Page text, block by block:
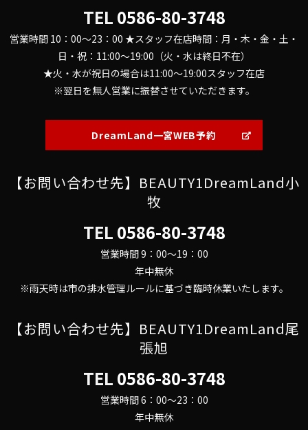
TEL 0586-80-3748
営業時間 10：00～23：00 ★スタッフ在店時間：月・木・金・土・
日・祝：11:00～19:00（火・水は終日不在）
★火・水が祝日の場合は11:00～19:00スタッフ在店
※翌日を無人営業に振替させていただきます。
DreamLand一宮WEB予約
【お問い合わせ先】BEAUTY1DreamLand小
牧
TEL 0586-80-3748
営業時間 9：00～19：00
年中無休
※雨天時は市の排水管理ルールに基づき臨時休業いたします。
【お問い合わせ先】BEAUTY1DreamLand尾
張旭
TEL 0586-80-3748
営業時間 6：00～23：00
年中無休